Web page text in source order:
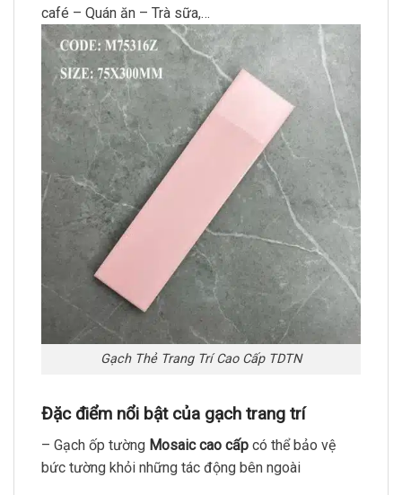
café – Quán ăn – Trà sữa,…
Gạch Thẻ Trang Trí Cao Cấp TDTN
Đặc điểm nổi bật của gạch trang trí
– Gạch ốp tường Mosaic cao cấp có thể bảo vệ
bức tường khỏi những tác động bên ngoài